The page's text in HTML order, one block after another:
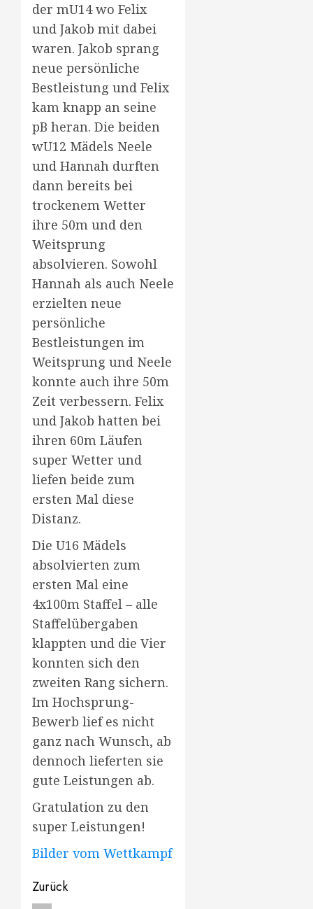
der mU14 wo Felix
und Jakob mit dabei
waren. Jakob sprang
neue persönliche
Bestleistung und Felix
kam knapp an seine
pB heran. Die beiden
wU12 Mädels Neele
und Hannah durften
dann bereits bei
trockenem Wetter
ihre 50m und den
Weitsprung
absolvieren. Sowohl
Hannah als auch Neele
erzielten neue
persönliche
Bestleistungen im
Weitsprung und Neele
konnte auch ihre 50m
Zeit verbessern. Felix
und Jakob hatten bei
ihren 60m Läufen
super Wetter und
liefen beide zum
ersten Mal diese
Distanz.
Die U16 Mädels
absolvierten zum
ersten Mal eine
4x100m Staffel – alle
Staffelübergaben
klappten und die Vier
konnten sich den
zweiten Rang sichern.
Im Hochsprung-
Bewerb lief es nicht
ganz nach Wunsch, ab
dennoch lieferten sie
gute Leistungen ab.
Gratulation zu den
super Leistungen!
Bilder vom Wettkampf
Beitragsnavigation
Zurück